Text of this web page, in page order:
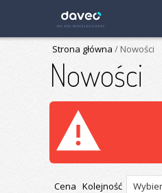
Strona główna / Nowości
Nowości
Cena Kolejność